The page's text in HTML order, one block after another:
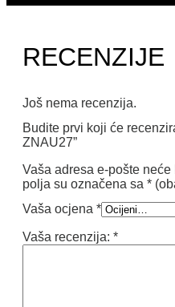
RECENZIJE
Još nema recenzija.
Budite prvi koji će
ZNAU27”
Vaša adresa e-pošte
polja su označena sa *
Vaša ocjena *
Vaša recenzija: *